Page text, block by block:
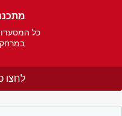
כל
לחצו